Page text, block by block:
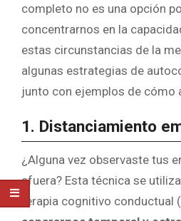
completo no es una opción
concentrarnos en la
estas circunstancias de la
algunas estrategias de
junto con ejemplos de cómo
1. Distanciamiento
¿Alguna vez observaste tus
afuera? Esta técnica se
terapia cognitivo conductual